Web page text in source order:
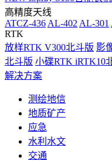
高精度天线
ATCZ-436 AL-402 AL-301
RTK
放样RTK V300北斗版 影
北斗版 小碟RTK iRTK10
解决方案
测绘地信
地质矿产
应急
水利水文
交通